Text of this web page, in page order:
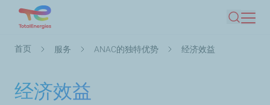
到
搜索
面
首页 服务 ANAC的独特优势 经济效益
经济效益